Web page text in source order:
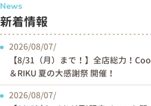
News
新着情報
2026/08/07/
【8/31（月）まで！】全店総力！Coo
＆RIKU 夏の大感謝祭 開催！
2026/08/07/